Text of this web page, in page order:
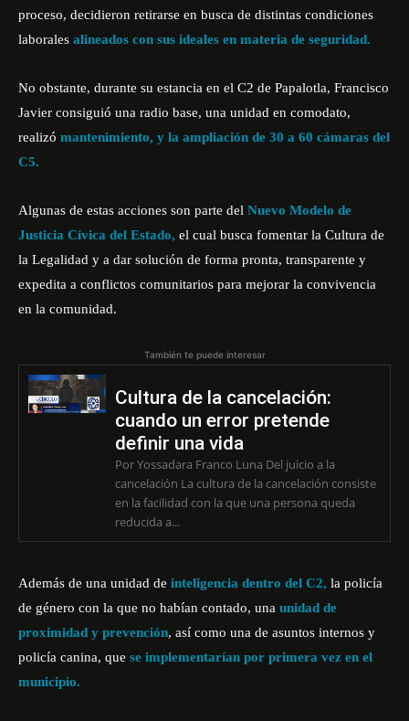
proceso, decidieron retirarse en busca de distintas condiciones
laborales alineados con sus ideales en materia de seguridad.
No obstante, durante su estancia en el C2 de Papalotla, Francisco
Javier consiguió una radio base, una unidad en comodato,
realizó mantenimiento, y la ampliación de 30 a 60 cámaras del
C5.
Algunas de estas acciones son parte del Nuevo Modelo de
Justicia Cívica del Estado, el cual busca fomentar la Cultura de
la Legalidad y a dar solución de forma pronta, transparente y
expedita a conflictos comunitarios para mejorar la convivencia
en la comunidad.
También te puede interesar
Cultura de la cancelación:
cuando un error pretende
definir una vida
Por Yossadara Franco Luna Del juicio a la
cancelación La cultura de la cancelación consiste
en la facilidad con la que una persona queda
reducida a...
Además de una unidad de inteligencia dentro del C2, la policía
de género con la que no habían contado, una unidad de
proximidad y prevención, así como una de asuntos internos y
policía canina, que se implementarían por primera vez en el
municipio.